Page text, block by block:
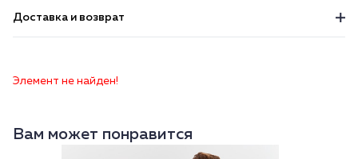
Доставка и возврат
Элемент не найден!
Вам может понравится